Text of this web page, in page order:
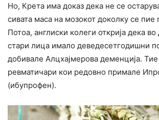
Но, Крета има доказ дека не се
сивата маса на мозокот доколку се пие
Потоа, англиски колеги открија дека
стари лица имало деведесетгодишни
добивале Алцхајмерова деменција.
ревматичари кои редовно примале
(ибупрофен).